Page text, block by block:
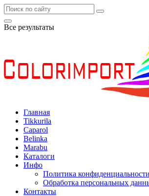
Все результаты
Главная
Tikkurila
Caparol
Belinka
Marabu
Каталоги
Инфо
Политика конфиденциальности
Обработка персональных
Контакты